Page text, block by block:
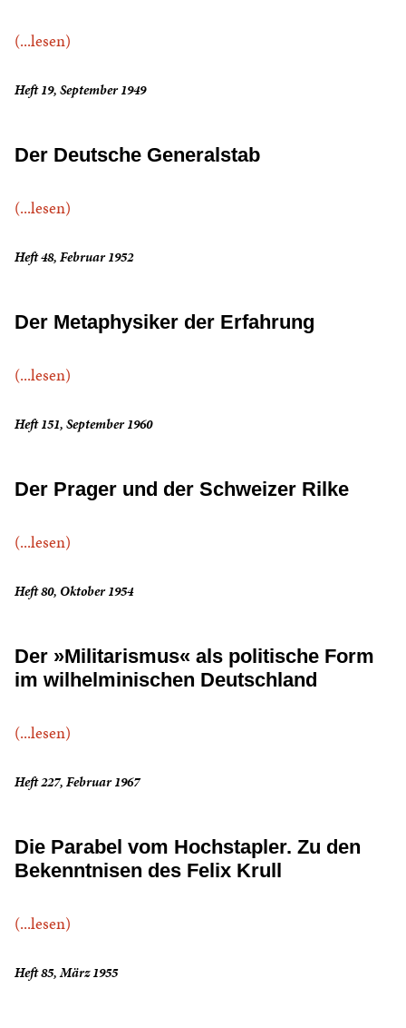
(...lesen)
Heft 19, September 1949
Der Deutsche Generalstab
(...lesen)
Heft 48, Februar 1952
Der Metaphysiker der Erfahrung
(...lesen)
Heft 151, September 1960
Der Prager und der Schweizer Rilke
(...lesen)
Heft 80, Oktober 1954
Der »Militarismus« als politische Form
im wilhelminischen Deutschland
(...lesen)
Heft 227, Februar 1967
Die Parabel vom Hochstapler. Zu den
Bekenntnisen des Felix Krull
(...lesen)
Heft 85, März 1955